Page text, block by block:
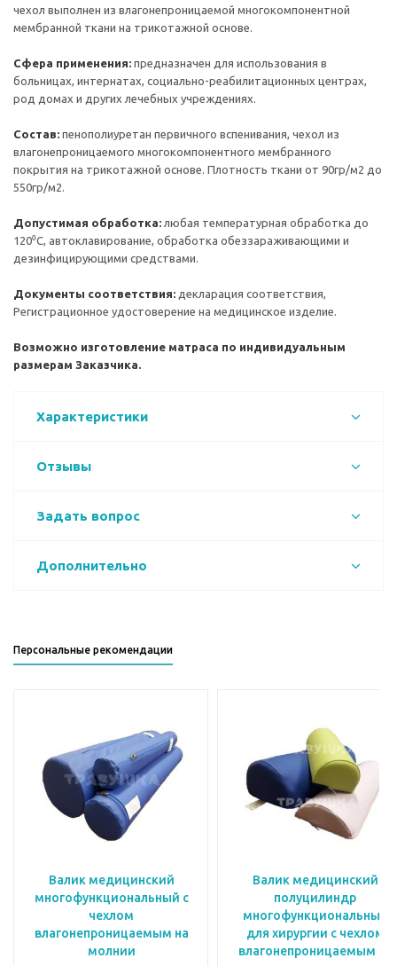
чехол выполнен из влагонепроницаемой многокомпонентной
мембранной ткани на трикотажной основе.
Сфера применения: предназначен для использования в
больницах, интернатах, социально-реабилитационных центрах,
род домах и других лечебных учреждениях.
Состав: пенополиуретан первичного вспенивания, чехол из
влагонепроницаемого многокомпонентного мембранного
покрытия на трикотажной основе. Плотность ткани от 90гр/м2 до
550гр/м2.
Допустимая обработка: любая температурная обработка до
120⁰С, автоклавирование, обработка обеззараживающими и
дезинфицирующими средствами.
Документы соответствия: декларация соответствия,
Регистрационное удостоверение на медицинское изделие.
Возможно изготовление матраса по индивидуальным
размерам Заказчика.
Характеристики
Отзывы
Задать вопрос
Дополнительно
Персональные рекомендации
Валик медицинский
многофункциональный с
чехлом
влагонепроницаемым на
молнии
Валик медицинский
полуцилиндр
многофункциональный
для хирургии с чехлом
влагонепроницаемым на